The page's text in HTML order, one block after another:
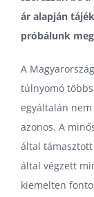
ár alapján
próbálunk
A
túlnyomó
egyáltalán
azonos. A
által
által végzett
kiemelten